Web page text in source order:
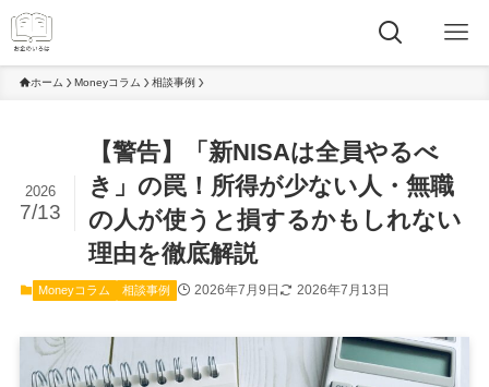
ホーム Moneyコラム 相談事例
【警告】「新NISAは全員やるべ
き」の罠！所得が少ない人・無職
の人が使うと損するかもしれない
理由を徹底解説
2026
7/13
Moneyコラム 相談事例 2026年7月9日 2026年7月13日